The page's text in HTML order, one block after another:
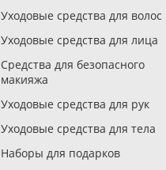
Уходовые средства для волос
Уходовые средства для лица
Средства для безопасного
макияжа
Уходовые средства для рук
Уходовые средства для тела
Наборы для подарков